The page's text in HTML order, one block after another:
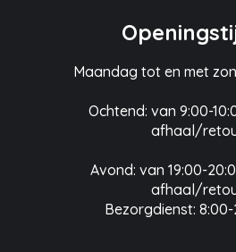
Maandag tot en met
Ochtend: van 9:00-
afhaal/
Avond: van 19:00-
afhaal/
Bezorgdienst: